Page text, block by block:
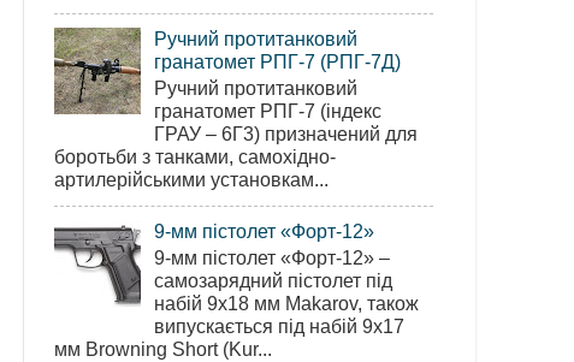
Ручний протитанковий
гранатомет РПГ-7 (РПГ-7Д)
Ручний протитанковий
гранатомет РПГ-7 (індекс
ГРАУ – 6Г3) призначений для
боротьби з танками, самохідно-
артилерійськими установкам...
9-мм пістолет «Форт-12»
9-мм пістолет «Форт-12» –
самозарядний пістолет під
набій 9х18 мм Makarov, також
випускається під набій 9х17
мм Browning Short (Kur...